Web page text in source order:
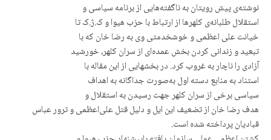
نوشتەی پیش رویتان به ناگفتەهایی از برنامە سیاسی و
استقلال طلبانەی کلهرها از ارتباط با حزب هیوا و ک.ژ.ک تا
خیانت علی اعظمی و خوشخدمتی وی بە رضا خان کە با
تبعید و زندانی کردن بخش عمدەای از سران کلهر، خورشید
آزادی را ناچار بە غروب کرد. در بخشهایی از این مقالە با
استناد بە منابع دستە اول بەصورت جداگانە بە اهداف
سیاسی برخی از سران کلهر جهت رسیدن بە استقلال و
هدف رضا خان از تضعیف این ایل و دلیل قتل علی‌اعظمی و ترور عباس
قبادیان پرداختە شدە است.